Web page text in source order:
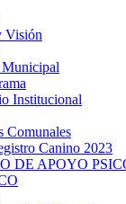
Visión
Institucional
Comunales
Canino 2023
DE APOYO